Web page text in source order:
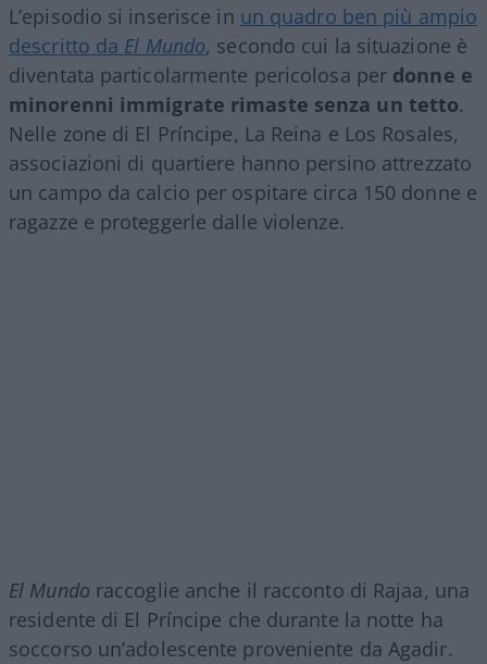
L’episodio si inserisce in un quadro ben più ampio
descritto da El Mundo, secondo cui la situazione è
diventata particolarmente pericolosa per donne e
minorenni immigrate rimaste senza un tetto.
Nelle zone di El Príncipe, La Reina e Los Rosales,
associazioni di quartiere hanno persino attrezzato
un campo da calcio per ospitare circa 150 donne e
ragazze e proteggerle dalle violenze.
El Mundo raccoglie anche il racconto di Rajaa, una
residente di El Príncipe che durante la notte ha
soccorso un’adolescente proveniente da Agadir.